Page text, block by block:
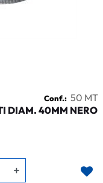
Conf.: 50 MT
DIAM. 40MM NERO